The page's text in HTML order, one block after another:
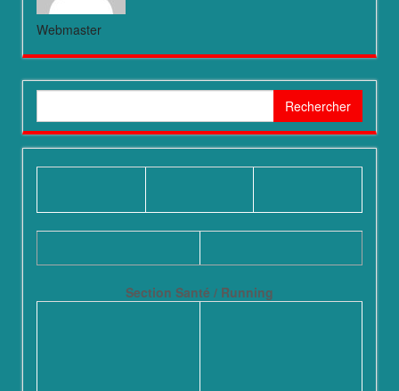
Webmaster
Section Santé / Running